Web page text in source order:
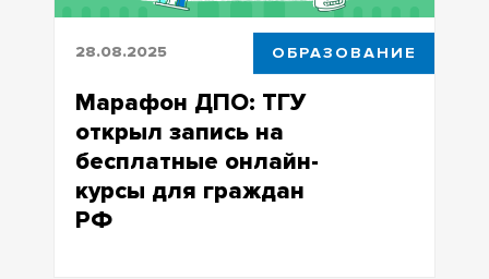
28.08.2025 ОБРАЗОВАНИЕ
Марафон ДПО: ТГУ
открыл запись на
бесплатные онлайн-
курсы для граждан
РФ